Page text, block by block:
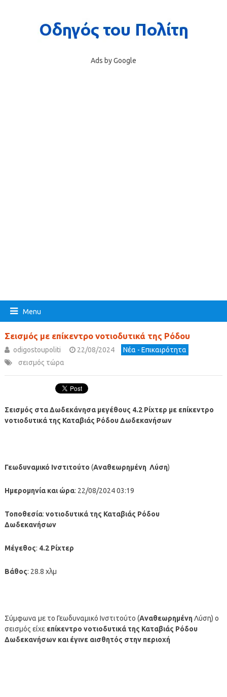
Ads by Google
Menu
Σεισμός με επίκεντρο νοτιοδυτικά της Ρόδου
odigostoupoliti 22/08/2024
Νέα - Επικαιρότητα
σεισμός τώρα
Σεισμός στα Δωδεκάνησα μεγέθους 4.2 Ρίχτερ με επίκεντρο
νοτιοδυτικά της Καταβιάς Ρόδου Δωδεκανήσων
Γεωδυναμικό Ινστιτούτο (Αναθεωρημένη Λύση)
Ημερομηνία και ώρα: 22/08/2024 03:19
Τοποθεσία: νοτιοδυτικά της Καταβιάς Ρόδου
Δωδεκανήσων
Μέγεθος: 4.2 Ρίχτερ
Βάθος: 28.8 χλμ
Σύμφωνα με το Γεωδυναμικό Ινστιτούτο (ΑναθεωρημένηΛύση) ο
σεισμός είχε επίκεντρο νοτιοδυτικά της Καταβιάς Ρόδου
Δωδεκανήσων και έγινε αισθητός στην περιοχή